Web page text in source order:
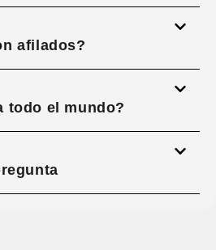
afilados?
todo el mundo?